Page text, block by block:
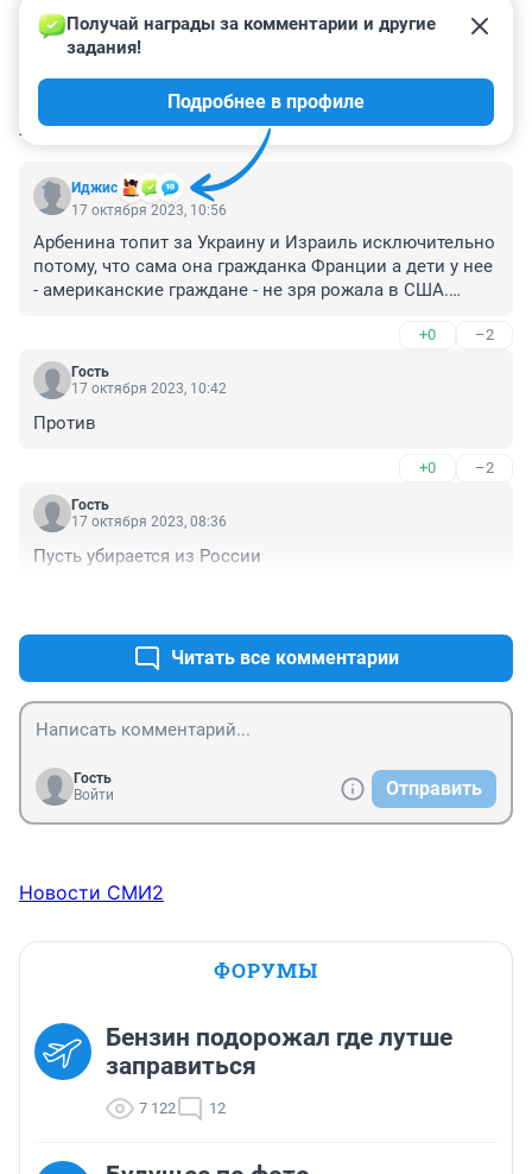
КОММЕНТАРИИ 345
Иджис
Получай награды за комментарии и другие
задания!
Подробнее в профиле
17 октября 2023, 10:56
Арбенина топит за Украину и Израиль исключительно
потому, что сама она гражданка Франции а дети у нее
- американские граждане - не зря рожала в США.
Так что пафос со сцены одно, а денежки - другое.
+0 –2
Гость
17 октября 2023, 10:42
Против
+0 –2
Гость
17 октября 2023, 08:36
Пусть убирается из России
Читать все комментарии
Гость
Войти
Отправить
Новости СМИ2
ФОРУМЫ
Бензин подорожал где лутше
заправиться
7 122 12